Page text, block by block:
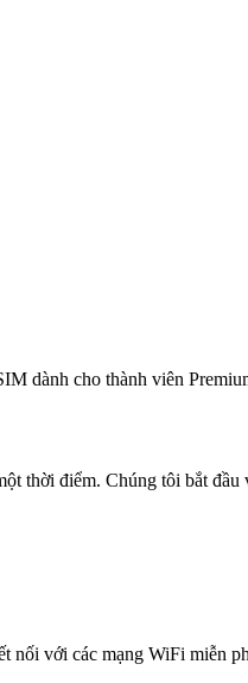
dành cho thành viên
thời điểm. Chúng tôi bắt
với các mạng WiFi miễn